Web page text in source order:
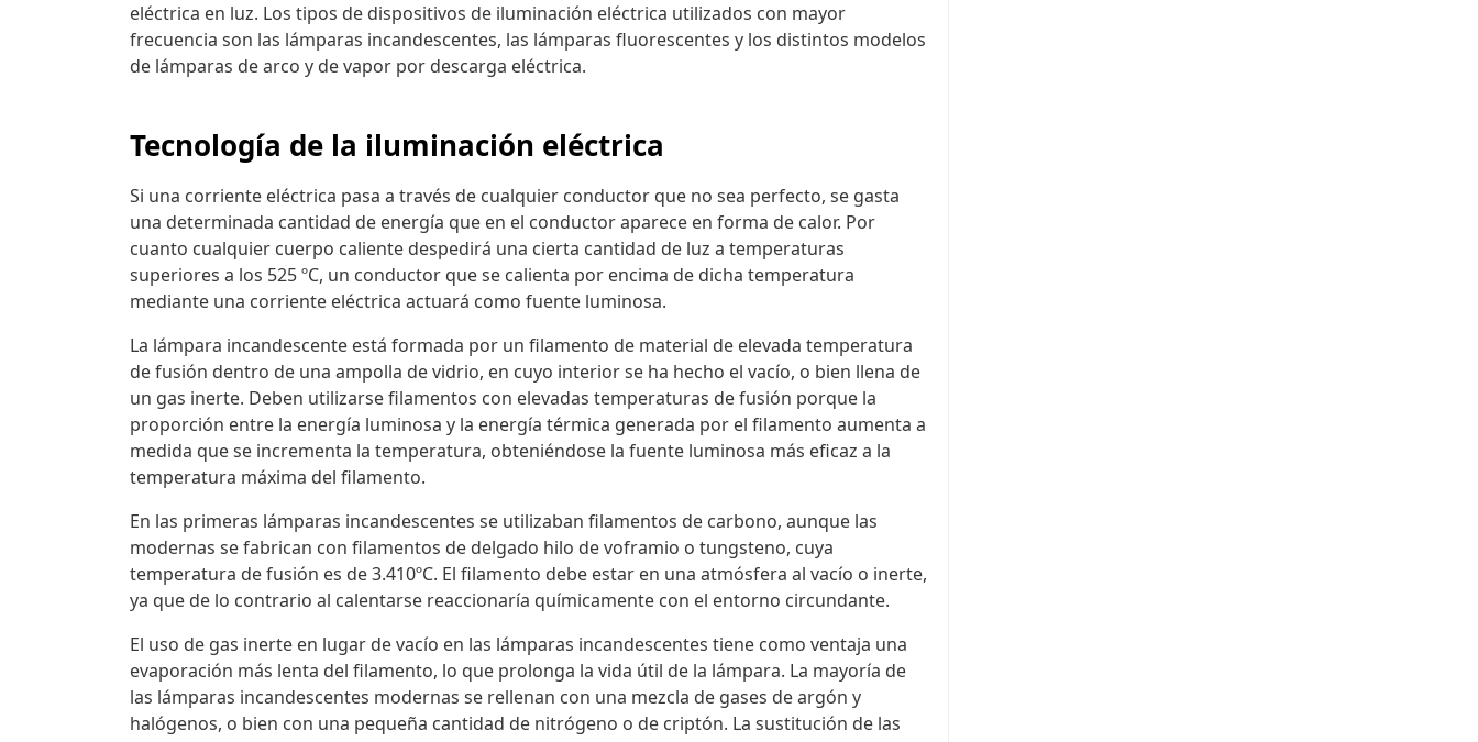
eléctrica en luz. Los tipos de dispositivos de iluminación eléctrica utilizados con mayor
frecuencia son las lámparas incandescentes, las lámparas fluorescentes y los distintos modelos
de lámparas de arco y de vapor por descarga eléctrica.
Tecnología de la iluminación eléctrica
Si una corriente eléctrica pasa a través de cualquier conductor que no sea perfecto, se gasta
una determinada cantidad de energía que en el conductor aparece en forma de calor. Por
cuanto cualquier cuerpo caliente despedirá una cierta cantidad de luz a temperaturas
superiores a los 525 ºC, un conductor que se calienta por encima de dicha temperatura
mediante una corriente eléctrica actuará como fuente luminosa.
La lámpara incandescente está formada por un filamento de material de elevada temperatura
de fusión dentro de una ampolla de vidrio, en cuyo interior se ha hecho el vacío, o bien llena de
un gas inerte. Deben utilizarse filamentos con elevadas temperaturas de fusión porque la
proporción entre la energía luminosa y la energía térmica generada por el filamento aumenta a
medida que se incrementa la temperatura, obteniéndose la fuente luminosa más eficaz a la
temperatura máxima del filamento.
En las primeras lámparas incandescentes se utilizaban filamentos de carbono, aunque las
modernas se fabrican con filamentos de delgado hilo de voframio o tungsteno, cuya
temperatura de fusión es de 3.410ºC. El filamento debe estar en una atmósfera al vacío o inerte,
ya que de lo contrario al calentarse reaccionaría químicamente con el entorno circundante.
El uso de gas inerte en lugar de vacío en las lámparas incandescentes tiene como ventaja una
evaporación más lenta del filamento, lo que prolonga la vida útil de la lámpara. La mayoría de
las lámparas incandescentes modernas se rellenan con una mezcla de gases de argón y
halógenos, o bien con una pequeña cantidad de nitrógeno o de criptón. La sustitución de las